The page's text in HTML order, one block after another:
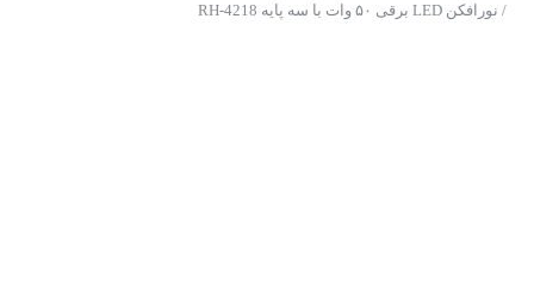
/ نورافکن LED برقی ۵۰ وات با سه پایه RH-4218